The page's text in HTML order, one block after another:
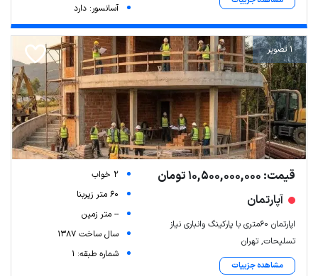
آسانسور: دارد
1 تصویر
قیمت: 10,500,000,000 تومان
آپارتمان
اپارتمان ۶۰متری با پارکینگ وانباری نیاز
تسلیحات, تهران
مشاهده جزییات
2 خواب
60 متر زیربنا
-- متر زمین
سال ساخت 1387
شماره طبقه: 1